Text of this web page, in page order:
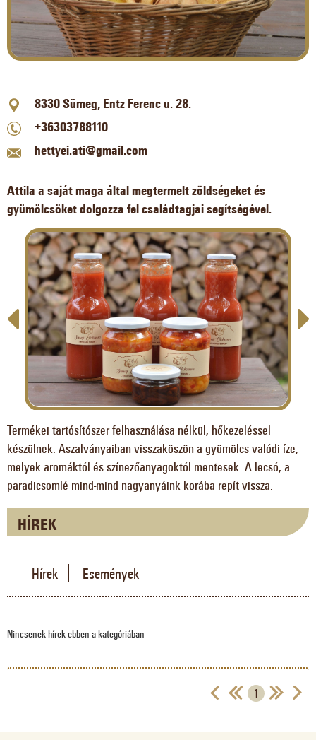
8330 Sümeg, Entz Ferenc u. 28.
+36303788110
hettyei.ati@gmail.com
Attila a saját maga által megtermelt zöldségeket és
gyümölcsöket dolgozza fel családtagjai segítségével.
Termékei tartósítószer felhasználása nélkül, hőkezeléssel
készülnek. Aszalványaiban visszaköszön a gyümölcs valódi íze,
melyek aromáktól és színezőanyagoktól mentesek. A lecsó, a
paradicsomlé mind-mind nagyanyáink korába repít vissza.
HÍREK
Hírek Események
Nincsenek hírek ebben a kategóriában
1